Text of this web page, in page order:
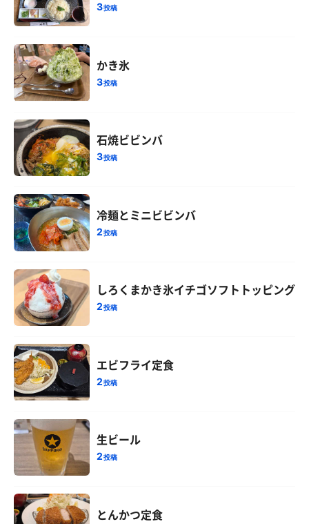
3投稿
かき氷
3投稿
石焼ビビンバ
3投稿
冷麺とミニビビンバ
2投稿
しろくまかき氷イチゴソフトトッピング
2投稿
エビフライ定食
2投稿
生ビール
2投稿
とんかつ定食